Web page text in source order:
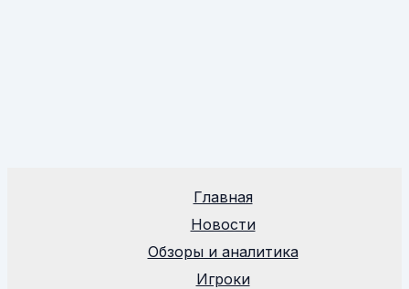
Главная
Новости
Обзоры и аналитика
Игроки